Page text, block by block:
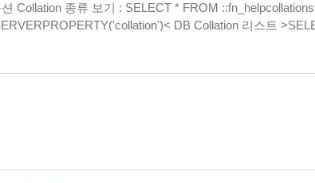
Collation 종류 보기 : SELECT * FROM
DB Collation 리스트